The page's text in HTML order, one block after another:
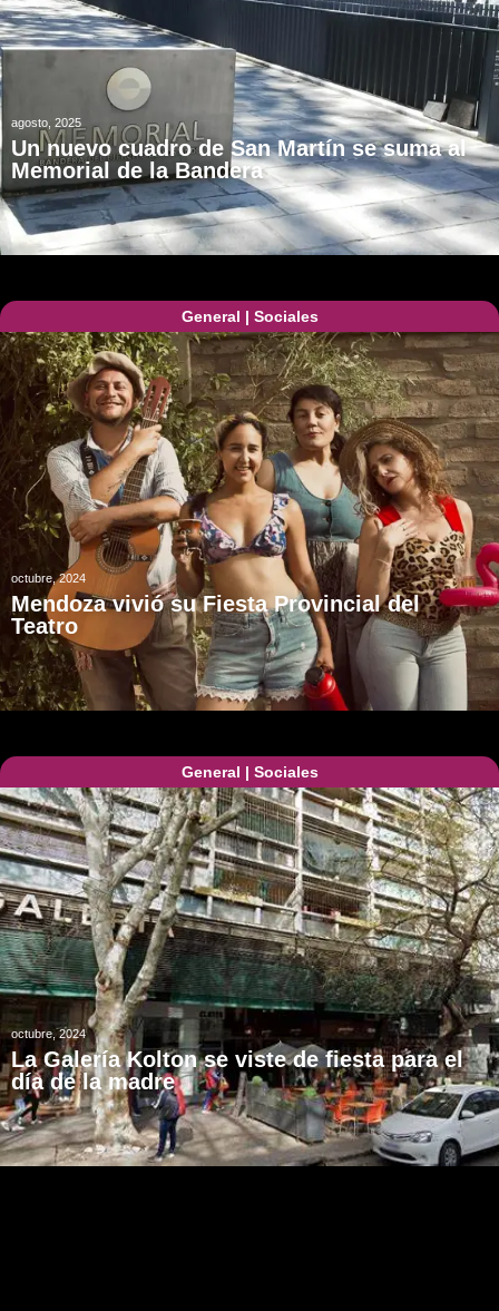
agosto, 2025
Un nuevo cuadro de San Martín se suma al
Memorial de la Bandera
General | Sociales
octubre, 2024
Mendoza vivió su Fiesta Provincial del
Teatro
General | Sociales
octubre, 2024
La Galería Kolton se viste de fiesta para el
día de la madre